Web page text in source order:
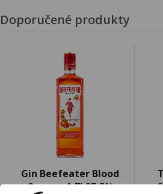
Doporučené produkty
Gin Beefeater Blood
Orange 0,7l 37,5%